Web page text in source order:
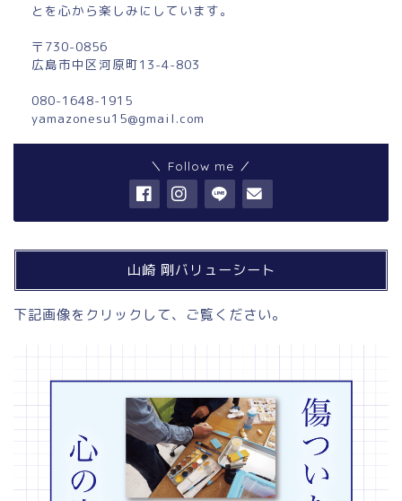
とを心から楽しみにしています。
〒730-0856
広島市中区河原町13-4-803
080-1648-1915
yamazonesu15@gmail.com
＼ Follow me ／
山崎 剛バリューシート
下記画像をクリックして、ご覧ください。